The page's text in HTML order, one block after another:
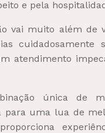
e pela
vai muito além de
cuidadosamente
atendimento
única de
para uma lua de